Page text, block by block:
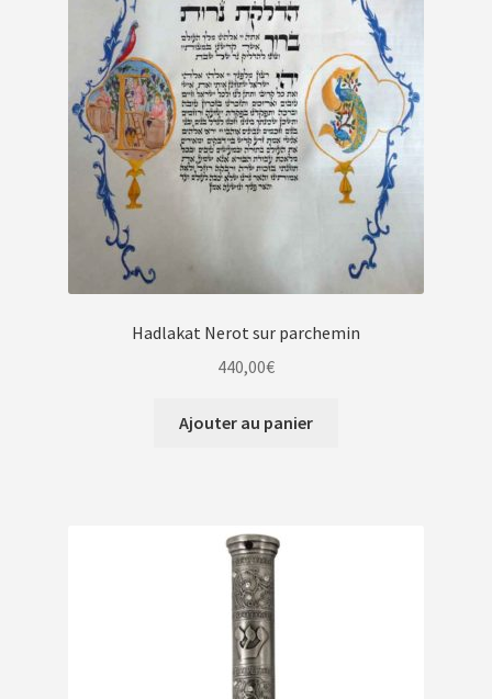
Hadlakat Nerot sur parchemin
440,00€
Ajouter au panier